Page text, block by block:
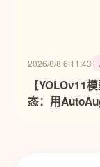
2026/8/8 6:11:43
【YOLOv11
态：用